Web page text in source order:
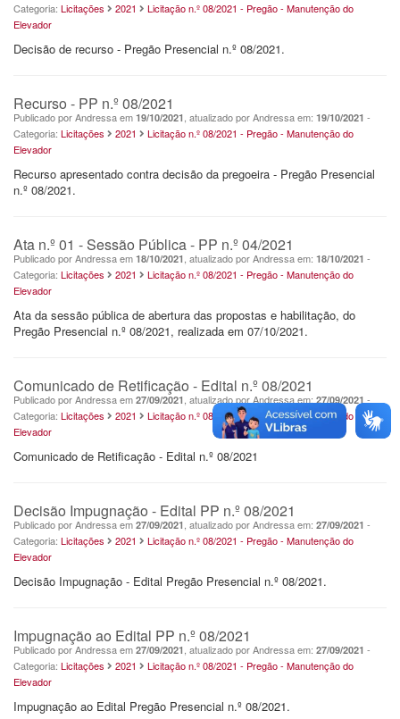
Categoria: Licitações 2021
Licitação n.º 08/2021 - Pregão - Manutenção do
Elevador
Decisão de recurso - Pregão Presencial n.º 08/2021.
Recurso - PP n.º 08/2021
Publicado por Andressa em 19/10/2021 , atualizado por Andressa em: 19/10/2021 -
Categoria: Licitações 2021
Licitação n.º 08/2021 - Pregão - Manutenção do
Elevador
Recurso apresentado contra decisão da pregoeira - Pregão Presencial
n.º 08/2021.
Ata n.º 01 - Sessão Pública - PP n.º 04/2021
Publicado por Andressa em 18/10/2021 , atualizado por Andressa em: 18/10/2021 -
Categoria: Licitações 2021
Licitação n.º 08/2021 - Pregão - Manutenção do
Elevador
Ata da sessão pública de abertura das propostas e habilitação, do
Pregão Presencial n.º 08/2021, realizada em 07/10/2021.
Comunicado de Retificação - Edital n.º 08/2021
Publicado por Andressa em 27/09/2021 , atualizado por Andressa em: 27/09/2021 -
Categoria: Licitações 2021
Licitação n.º 08/2021 - Pregão - Manutenção do
Elevador
Comunicado de Retificação - Edital n.º 08/2021
Decisão Impugnação - Edital PP n.º 08/2021
Publicado por Andressa em 27/09/2021 , atualizado por Andressa em: 27/09/2021 -
Categoria: Licitações 2021
Licitação n.º 08/2021 - Pregão - Manutenção do
Elevador
Decisão Impugnação - Edital Pregão Presencial n.º 08/2021.
Impugnação ao Edital PP n.º 08/2021
Publicado por Andressa em 27/09/2021 , atualizado por Andressa em: 27/09/2021 -
Categoria: Licitações 2021
Licitação n.º 08/2021 - Pregão - Manutenção do
Elevador
Impugnação ao Edital Pregão Presencial n.º 08/2021.